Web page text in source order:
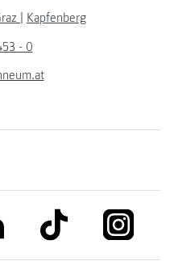
Kapfenberg
- 0
link to linkedinlink to tiktok